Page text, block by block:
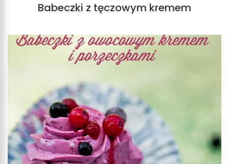
Babeczki z tęczowym kremem